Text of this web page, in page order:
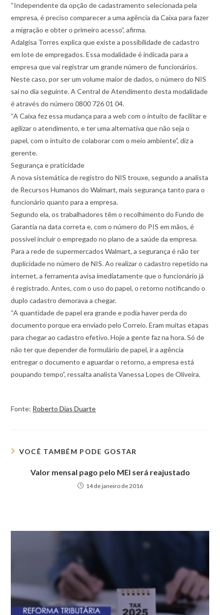
“Independente da opção de cadastramento selecionada pela
empresa, é preciso comparecer a uma agência da Caixa para fazer
a migração e obter o primeiro acesso”, afirma.
Adalgisa Torres explica que existe a possibilidade de cadastro
em lote de empregados. Essa modalidade é indicada para a
empresa que vai registrar um grande número de funcionários.
Neste caso, por ser um volume maior de dados, o número do NIS
sai no dia seguinte. A Central de Atendimento desta modalidade
é através do número 0800 726 01 04.
“A Caixa fez essa mudança para a web com o intuito de facilitar e
agilizar o atendimento, e ter uma alternativa que não seja o
papel, com o intuito de colaborar com o meio ambiente”, diz a
gerente.
Segurança e praticidade
A nova sistemática de registro do NIS trouxe, segundo a analista
de Recursos Humanos do Walmart, mais segurança tanto para o
funcionário quanto para a empresa.
Segundo ela, os trabalhadores têm o recolhimento do Fundo de
Garantia na data correta e, com o número do PIS em mãos, é
possível incluir o empregado no plano de a saúde da empresa.
Para a rede de supermercados Walmart, a segurança é não ter
duplicidade no número de NIS. Ao realizar o cadastro repetido na
internet, a ferramenta avisa imediatamente que o funcionário já
é registrado. Antes, com o uso do papel, o retorno notificando o
duplo cadastro demorava a chegar.
“A quantidade de papel era grande e podia haver perda do
documento porque era enviado pelo Correio. Eram muitas etapas
para chegar ao cadastro efetivo. Hoje a gente faz na hora. Só de
não ter que depender de formulário de papel, ir a agência
entregar o documento e aguardar o retorno, a empresa está
poupando tempo”, ressalta analista Vanessa Lopes de Oliveira.
Fonte: Roberto Dias Duarte
VOCÊ TAMBÉM PODE GOSTAR
Valor mensal pago pelo MEI será reajustado
14 de janeiro de 2016